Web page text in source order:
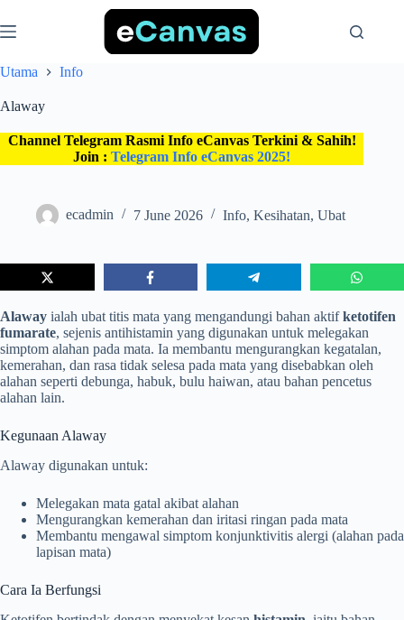
to
content
Utama Info
Alaway
Channel Telegram Rasmi Info eCanvas Terkini & Sahih!
Join :Telegram Info eCanvas 2025!
ecadmin 7 June 2026 Info, Kesihatan, Ubat
Alaway ialah ubat titis mata yang mengandungi bahan aktifketotifen
fumarate, sejenis antihistamin yang digunakan untuk melegakan
simptom alahan pada mata. Ia membantu mengurangkan kegatalan,
kemerahan, dan rasa tidak selesa pada mata yang disebabkan oleh
alahan seperti debunga, habuk, bulu haiwan, atau bahan pencetus
alahan lain.
Kegunaan Alaway
Alaway digunakan untuk:
Melegakan mata gatal akibat alahan
Mengurangkan kemerahan dan iritasi ringan pada mata
Membantu mengawal simptom konjunktivitis alergi (alahan pada
lapisan mata)
Cara Ia Berfungsi